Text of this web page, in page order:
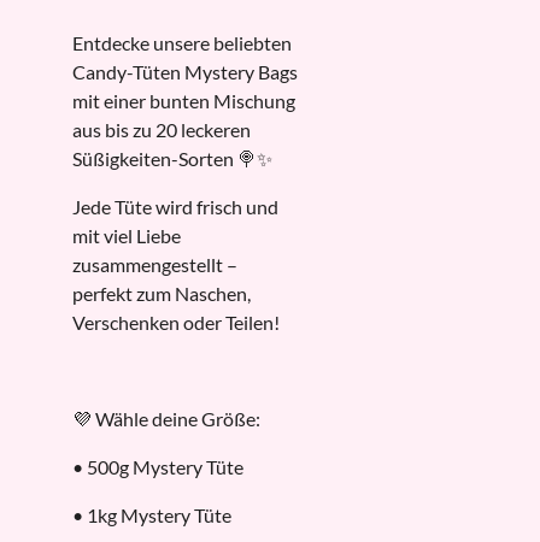
Entdecke unsere beliebten
Candy-Tüten Mystery Bags
mit einer bunten Mischung
aus bis zu 20 leckeren
Süßigkeiten-Sorten 🍭✨
Jede Tüte wird frisch und
mit viel Liebe
zusammengestellt –
perfekt zum Naschen,
Verschenken oder Teilen!
💜 Wähle deine Größe:
• 500g Mystery Tüte
• 1kg Mystery Tüte